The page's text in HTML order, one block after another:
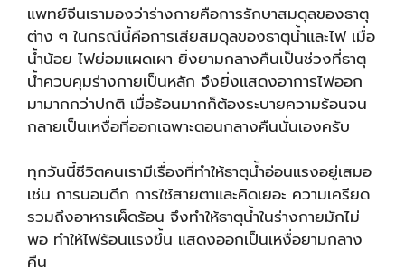
แพทย์จีนเรามองว่าร่างกายคือการรักษาสมดุลของธาตุ
ต่าง ๆ ในกรณีนี้คือการเสียสมดุลของธาตุน้ำและไฟ เมื่อ
น้ำน้อย ไฟย่อมแผดเผา ยิ่งยามกลางคืนเป็นช่วงที่ธาตุ
น้ำควบคุมร่างกายเป็นหลัก จึงยิ่งแสดงอาการไฟออก
มามากกว่าปกติ เมื่อร้อนมากก็ต้องระบายความร้อนจน
กลายเป็นเหงื่อที่ออกเฉพาะตอนกลางคืนนั่นเองครับ
ทุกวันนี้ชีวิตคนเรามีเรื่องที่ทำให้ธาตุน้ำอ่อนแรงอยู่เสมอ
เช่น การนอนดึก การใช้สายตาและคิดเยอะ ความเครียด
รวมถึงอาหารเผ็ดร้อน จึงทำให้ธาตุน้ำในร่างกายมักไม่
พอ ทำให้ไฟร้อนแรงขึ้น แสดงออกเป็นเหงื่อยามกลาง
คืน